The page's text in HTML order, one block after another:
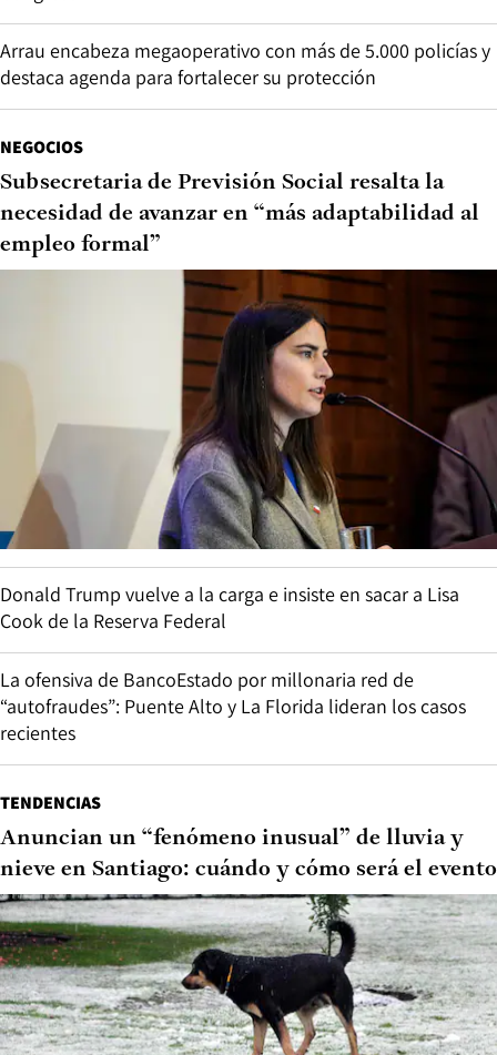
Arrau encabeza megaoperativo con más de 5.000 policías y
destaca agenda para fortalecer su protección
NEGOCIOS
Subsecretaria de Previsión Social resalta la
necesidad de avanzar en “más adaptabilidad al
empleo formal”
Donald Trump vuelve a la carga e insiste en sacar a Lisa
Cook de la Reserva Federal
La ofensiva de BancoEstado por millonaria red de
“autofraudes”: Puente Alto y La Florida lideran los casos
recientes
TENDENCIAS
Anuncian un “fenómeno inusual” de lluvia y
nieve en Santiago: cuándo y cómo será el evento